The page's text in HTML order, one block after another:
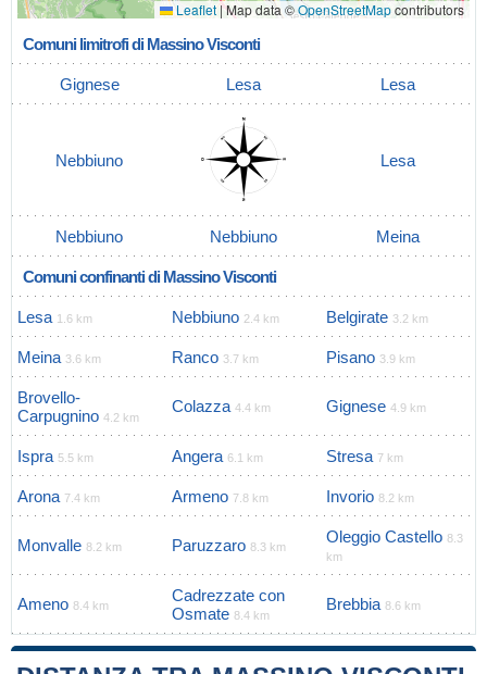
Leaflet |Map data ©OpenStreetMapcontributors
Comuni limitrofi di Massino Visconti
Gignese Lesa Lesa
Nebbiuno Lesa
Nebbiuno Nebbiuno Meina
Comuni confinanti di Massino Visconti
Lesa 1.6 km Nebbiuno 2.4 km Belgirate 3.2 km
Meina 3.6 km Ranco 3.7 km Pisano 3.9 km
Brovello-
Carpugnino 4.2 km
Colazza 4.4 km Gignese 4.9 km
Ispra 5.5 km Angera 6.1 km Stresa 7 km
Arona 7.4 km Armeno 7.8 km Invorio 8.2 km
Monvalle 8.2 km Paruzzaro 8.3 km
Oleggio Castello 8.3
km
Ameno 8.4 km
Cadrezzate con
Osmate 8.4 km
Brebbia 8.6 km